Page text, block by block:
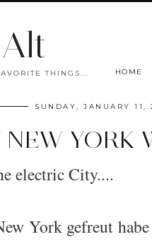
THINGS... HOME
SUNDAY, JANUARY 11,
NEW YORK
electric City....
York gefreut